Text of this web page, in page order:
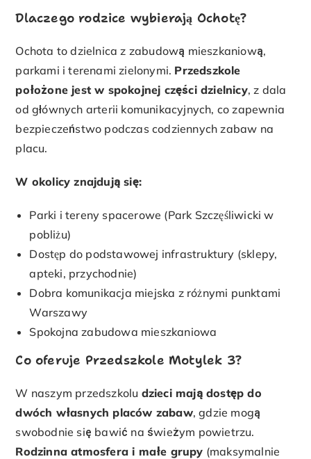
Dlaczego rodzice wybierają Ochotę?
Ochota to dzielnica z zabudową mieszkaniową,
parkami i terenami zielonymi. Przedszkole
położone jest w spokojnej części dzielnicy, z dala
od głównych arterii komunikacyjnych, co zapewnia
bezpieczeństwo podczas codziennych zabaw na
placu.
W okolicy znajdują się:
Parki i tereny spacerowe (Park Szczęśliwicki w
pobliżu)
Dostęp do podstawowej infrastruktury (sklepy,
apteki, przychodnie)
Dobra komunikacja miejska z różnymi punktami
Warszawy
Spokojna zabudowa mieszkaniowa
Co oferuje Przedszkole Motylek 3?
W naszym przedszkolu dzieci mają dostęp do
dwóch własnych placów zabaw, gdzie mogą
swobodnie się bawić na świeżym powietrzu.
Rodzinna atmosfera i małe grupy (maksymalnie